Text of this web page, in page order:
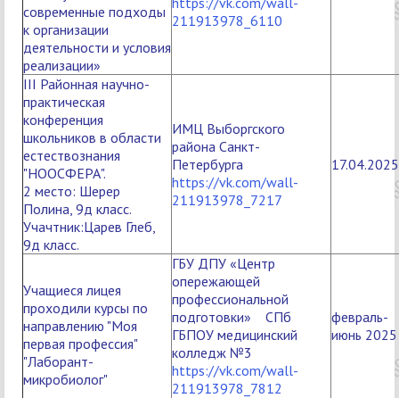
современные подходы
к организации
деятельности и условия
реализации»
211913978_6110
III Районная научно-
практическая
конференция
школьников в области
естествознания
"НООСФЕРА".
2 место: Шерер
Полина, 9д класс.
Учачтник:Царев Глеб,
9д класс.
ИМЦ Выборгского
района Санкт-
Петербурга
https://vk.com/wall-
211913978_7217
17.04.2025
Учащиеся лицея
проходили курсы по
направлению "Моя
первая профессия"
"Лаборант-
микробиолог"
ГБУ ДПУ «Центр
опережающей
профессиональной
подготовки» СПб
ГБПОУ медицинский
колледж №3
https://vk.com/wall-
211913978_7812
февраль-
июнь 2025